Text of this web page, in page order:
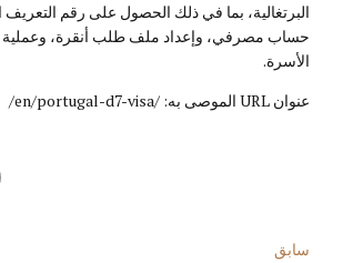
البرتغالية، بما في ذلك الحصول على رقم التعريف
الأسرة.
عنوان URL الموصى به: /en/portugal-d7-visa/
سابق